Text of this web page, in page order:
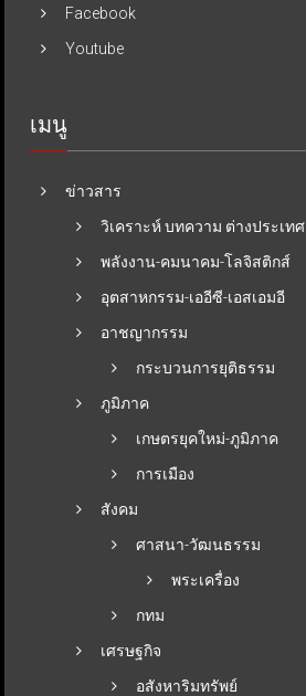
Facebook
Youtube
เมนู
ข่าวสาร
วิเคราะห์ บทความ ต่างประเทศ
พลังงาน-คมนาคม-โลจิสติกส์
อุตสาหกรรม-เออีซี-เอสเอมอี
อาชญากรรม
กระบวนการยุติธรรม
ภูมิภาค
เกษตรยุคใหม่-ภูมิภาค
การเมือง
สังคม
ศาสนา-วัฒนธรรม
พระเครื่อง
กทม
เศรษฐกิจ
อสังหาริมทรัพย์